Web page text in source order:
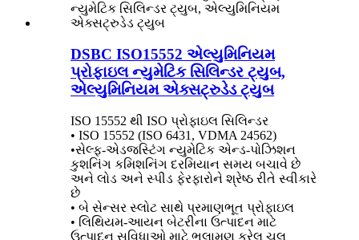
DSBC ISO15552 એલ્યુમિનિયમ
પ્રોફાઇલ ન્યુમેટિક સિલિન્ડર ટ્યુબ,
એલ્યુમિનિયમ એક્સટ્રુડેડ ટ્યુબ
ISO 15552 થી ISO પ્રોફાઇલ સિલિન્ડર
• ISO 15552 (ISO 6431, VDMA 24562)
•સેલ્ફ-એડજસ્ટિંગ ન્યુમેટિક એન્ડ-પોઝિશન
કુશનિંગ કમિશનિંગ દરમિયાન સમય બચાવે છે
અને લોડ અને સ્પીડ ફેરફારોને શ્રેષ્ઠ રીતે સ્વીકારે
છે
• બે સેન્સર સ્લોટ સાથે પ્રમાણભૂત પ્રોફાઇલ
• લિથિયમ-આયન બેટરીના ઉત્પાદન માટે
ઉત્પાદન સુવિધાઓ માટે ભલામણ કરેલ ચલ